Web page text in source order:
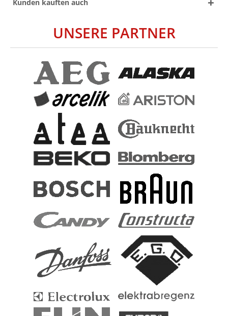
Kunden kauften auch
UNSERE PARTNER